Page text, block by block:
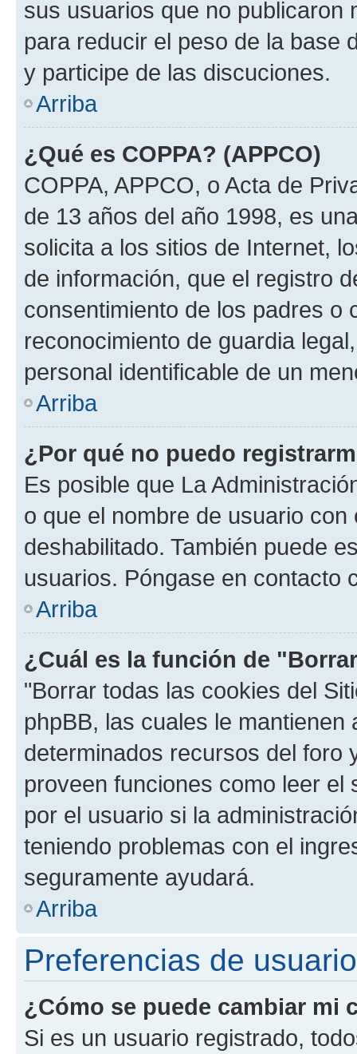
sus usuarios que no publicaron
para reducir el peso de la base
y participe de las discuciones.
Arriba
¿Qué es COPPA? (APPCO)
COPPA, APPCO, o Acta de
de 13 años del año 1998, es
solicita a los sitios de Internet,
de información, que el registro
consentimiento de los padres o
reconocimiento de guardia
personal identificable de un
Arriba
¿Por qué no puedo
Es posible que La
o que el nombre de usuario
deshabilitado. También puede
usuarios. Póngase en contacto
Arriba
¿Cuál es la función de
"Borrar todas las cookies del
phpBB, las cuales le
determinados recursos del foro
proveen funciones como leer el
por el usuario si la
teniendo problemas con el
seguramente ayudará.
Arriba
Preferencias de
¿Cómo se puede cambiar mi
Si es un usuario registrado,